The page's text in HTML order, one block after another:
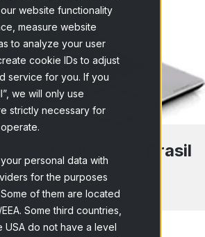
website functionality
measure website
to analyze your user
cookie IDs to adjust
service for you. If you
we will only use
strictly necessary for
personal data with
for the purposes
of them are located
Some third countries,
USA do not have a level
de Netquest en Brasil